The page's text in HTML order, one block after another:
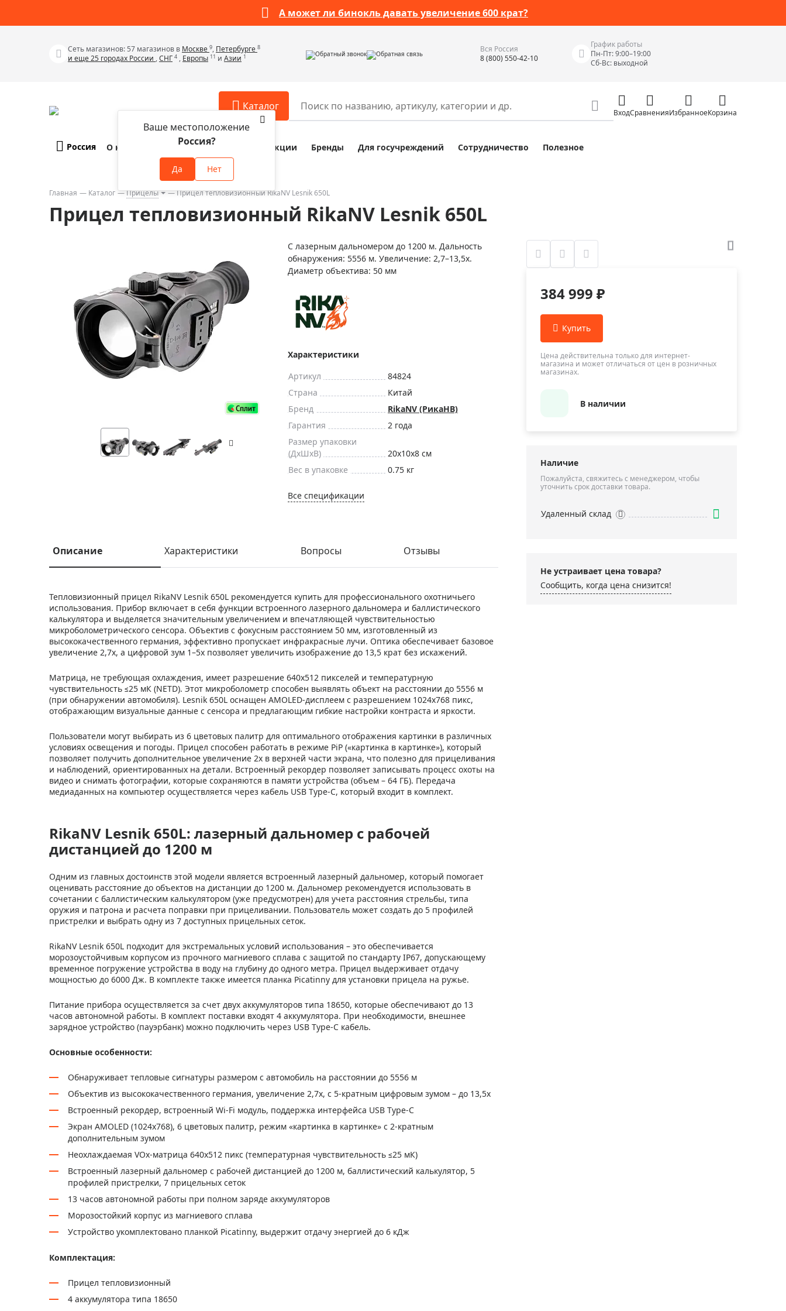
А может ли бинокль давать увеличение 600 крат?
Сеть магазинов: 57 магазинов в Москве 9, Петербурге 8
и еще 25 городах России ,СНГ 4 , Европы 11 и Азии 1 Обратный звонок Обратная связь
Вся Россия
8 (800) 550-42-10
График работы
Пн-Пт: 9:00–19:00
Сб-Вс: выходной
Каталог
Телескопы
Бинокли
Зрительные трубы
Приборы ночного видения
Тепловизоры
Прицелы
Фотогаджеты
Метеостанции, барометры, часы
Астропланетарии
Подарки
Аксессуары для микроскопов
Аксессуары для зрительных труб
Аксессуары для луп
Аксессуары для приборов ночного
видения
Распродажа
Распродажа оптики по специальным
Распродажа выставочных образцов
Разное
Наборы исследователя Bresser Junior
Глобусы
Глобусы интерактивные
Карты, постеры, литература
Фонари
Элементы питания, карты памяти
Фотоловушки
Фотооборудование
Измерительные инструменты
Приборы неразрушающего контроля
Приборы теплового контроля
Детекторы проводки
Влагомеры (датчики влажности)
Измерители параметров окружающей
среды
Видеоэндоскопы
Металлоискатели
Теодолиты
Прочее
ВходСравненияИзбранноеКорзина
Россия
Ваше местоположение
Россия?
Да Нет
О компании Оплата и доставка Акции Бренды Для госучреждений Сотрудничество Полезное
Главная Каталог Прицелы Прицел тепловизионный RikaNV Lesnik 650L
Прицел тепловизионный RikaNV Lesnik 650L
С лазерным дальномером до 1200 м. Дальность
обнаружения: 5556 м. Увеличение: 2,7–13,5х.
Диаметр объектива: 50 мм
Характеристики
Артикул
84824
Страна
Китай
Бренд
RikaNV (РикаНВ)
Гарантия
2 года
Размер упаковки
(ДxШxВ)
20x10x8 см
Вес в упаковке
0.75 кг
Все спецификации
Описание Характеристики Вопросы Отзывы
Тепловизионный прицел RikaNV Lesnik 650L рекомендуется купить для профессионального охотничьего
использования. Прибор включает в себя функции встроенного лазерного дальномера и баллистического
калькулятора и выделяется значительным увеличением и впечатляющей чувствительностью
микроболометрического сенсора. Объектив с фокусным расстоянием 50 мм, изготовленный из
высококачественного германия, эффективно пропускает инфракрасные лучи. Оптика обеспечивает базовое
увеличение 2,7x, а цифровой зум 1–5x позволяет увеличить изображение до 13,5 крат без искажений.
Матрица, не требующая охлаждения, имеет разрешение 640x512 пикселей и температурную
чувствительность ≤25 мК (NETD). Этот микроболометр способен выявлять объект на расстоянии до 5556 м
(при обнаружении автомобиля). Lesnik 650L оснащен AMOLED-дисплеем с разрешением 1024x768 пикс,
отображающим визуальные данные с сенсора и предлагающим гибкие настройки контраста и яркости.
Пользователи могут выбирать из 6 цветовых палитр для оптимального отображения картинки в различных
условиях освещения и погоды. Прицел способен работать в режиме PiP («картинка в картинке»), который
позволяет получить дополнительное увеличение 2x в верхней части экрана, что полезно для прицеливания
и наблюдений, ориентированных на детали. Встроенный рекордер позволяет записывать процесс охоты на
видео и снимать фотографии, которые сохраняются в памяти устройства (объем – 64 ГБ). Передача
медиаданных на компьютер осуществляется через кабель USB Type-C, который входит в комплект.
RikaNV Lesnik 650L: лазерный дальномер с рабочей
дистанцией до 1200 м
Одним из главных достоинств этой модели является встроенный лазерный дальномер, который помогает
оценивать расстояние до объектов на дистанции до 1200 м. Дальномер рекомендуется использовать в
сочетании с баллистическим калькулятором (уже предусмотрен) для учета расстояния стрельбы, типа
оружия и патрона и расчета поправки при прицеливании. Пользователь может создать до 5 профилей
пристрелки и выбрать одну из 7 доступных прицельных сеток.
RikaNV Lesnik 650L подходит для экстремальных условий использования – это обеспечивается
морозоустойчивым корпусом из прочного магниевого сплава с защитой по стандарту IP67, допускающему
временное погружение устройства в воду на глубину до одного метра. Прицел выдерживает отдачу
мощностью до 6000 Дж. В комплекте также имеется планка Picatinny для установки прицела на ружье.
Питание прибора осуществляется за счет двух аккумуляторов типа 18650, которые обеспечивают до 13
часов автономной работы. В комплект поставки входят 4 аккумулятора. При необходимости, внешнее
зарядное устройство (пауэрбанк) можно подключить через USB Type-C кабель.
Основные особенности:
Обнаруживает тепловые сигнатуры размером с автомобиль на расстоянии до 5556 м
Объектив из высококачественного германия, увеличение 2,7x, c 5-кратным цифровым зумом – до 13,5x
Встроенный рекордер, встроенный Wi-Fi модуль, поддержка интерфейса USB Type-C
Экран AMOLED (1024x768), 6 цветовых палитр, режим «картинка в картинке» с 2-кратным
дополнительным зумом
Неохлаждаемая VOx-матрица 640x512 пикс (температурная чувствительность ≤25 мК)
Встроенный лазерный дальномер с рабочей дистанцией до 1200 м, баллистический калькулятор, 5
профилей пристрелки, 7 прицельных сеток
13 часов автономной работы при полном заряде аккумуляторов
Морозостойкий корпус из магниевого сплава
Устройство укомплектовано планкой Picatinny, выдержит отдачу энергией до 6 кДж
Комплектация:
Прицел тепловизионный
4 аккумулятора типа 18650
384 999 ₽
Цена действительна только для интернет-
магазина и может отличаться от цен в розничных
магазинах.
В наличии
Наличие
Пожалуйста, свяжитесь с менеджером, чтобы
уточнить срок доставки товара.
Удаленный склад
Не устраивает цена товара?
Сообщить, когда цена снизится!